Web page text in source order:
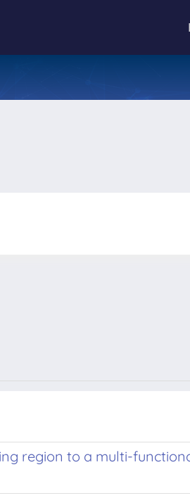
region to a multi-